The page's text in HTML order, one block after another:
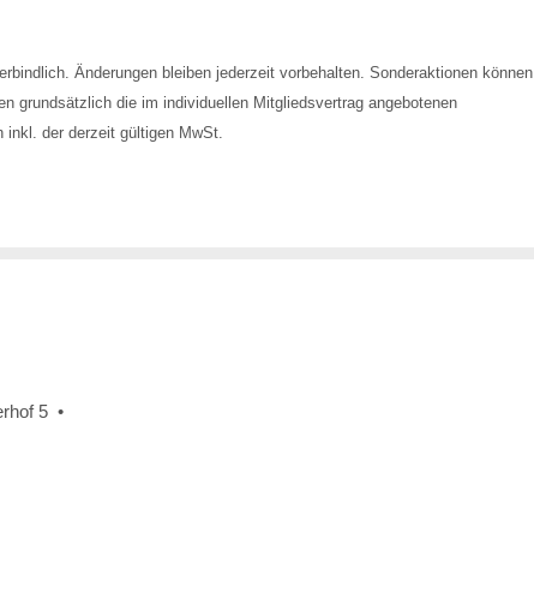
Änderungen bleiben jederzeit vorbehalten. Sonderaktionen können
grundsätzlich die im individuellen Mitgliedsvertrag angebotenen
der derzeit gültigen MwSt.
5 •